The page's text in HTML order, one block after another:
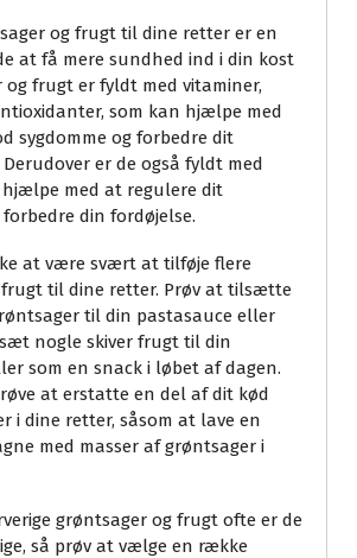
og frugt til dine retter er en
at få mere sundhed ind i din kost
og frugt er fyldt med vitaminer,
som kan hjælpe med
sygdomme og forbedre dit
er de også fyldt med
med at regulere dit
din fordøjelse.
at være svært at tilføje flere
til dine retter. Prøv at tilsætte
til din pastasauce eller
nogle skiver frugt til din
som en snack i løbet af dagen.
at erstatte en del af dit kød
i dine retter, såsom at lave en
med masser af grøntsager i
grøntsager og frugt ofte er de
så prøv at vælge en række